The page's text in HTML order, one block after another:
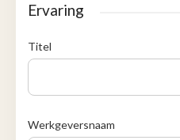
Ervaring
Titel
Werkgeversnaam